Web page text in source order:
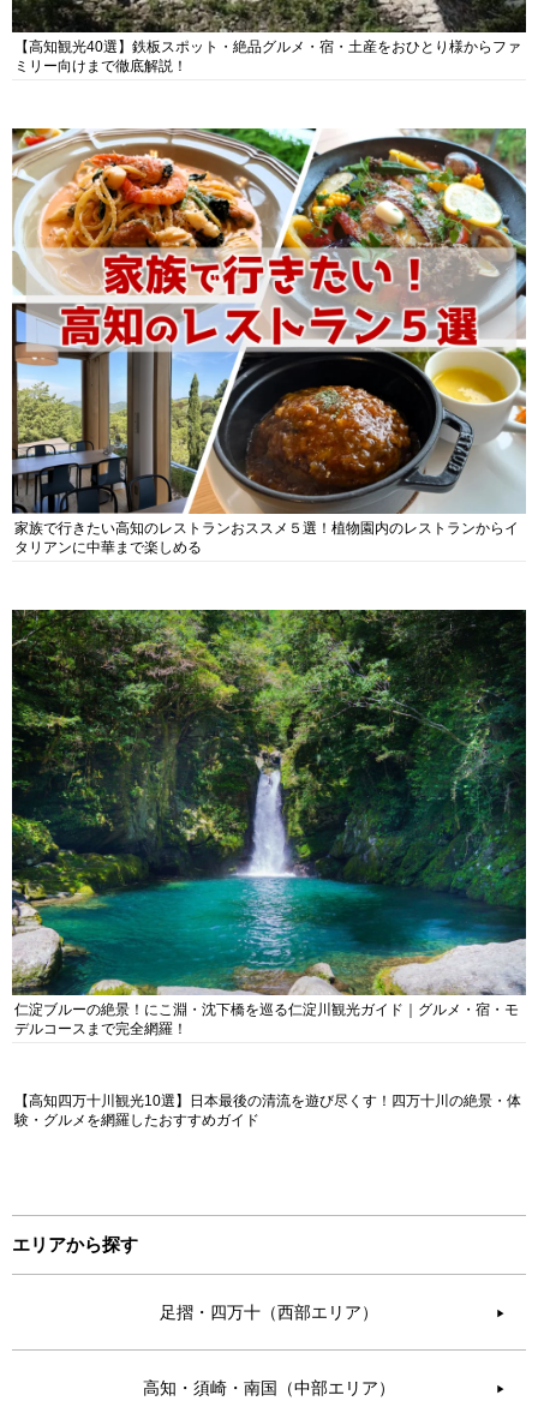
【高知観光40選】鉄板スポット・絶品グルメ・宿・土産をおひとり様からファ
ミリー向けまで徹底解説！
家族で行きたい高知のレストランおススメ５選！植物園内のレストランからイ
タリアンに中華まで楽しめる
仁淀ブルーの絶景！にこ淵・沈下橋を巡る仁淀川観光ガイド｜グルメ・宿・モ
デルコースまで完全網羅！
【高知四万十川観光10選】日本最後の清流を遊び尽くす！四万十川の絶景・体
験・グルメを網羅したおすすめガイド
エリアから探す
足摺・四万十（西部エリア） ▶︎
高知・須崎・南国（中部エリア） ▶︎